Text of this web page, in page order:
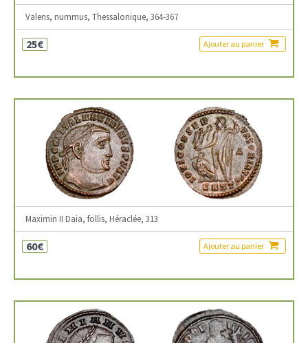
Valens, nummus, Thessalonique, 364-367
25€ Ajouter au panier
Maximin II Daia, follis, Héraclée, 313
60€ Ajouter au panier